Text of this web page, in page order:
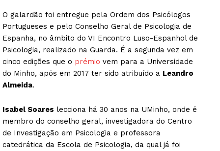
O galardão foi entregue pela Ordem dos Psicólogos
Portugueses e pelo Conselho Geral de Psicologia de
Espanha, no âmbito do VI Encontro Luso-Espanhol de
Psicologia, realizado na Guarda. É a segunda vez em
cinco edições que o prémio vem para a Universidade
do Minho, após em 2017 ter sido atribuído a Leandro
Almeida.
Isabel Soares lecciona há 30 anos na UMinho, onde é
membro do conselho geral, investigadora do Centro
de Investigação em Psicologia e professora
catedrática da Escola de Psicologia, da qual já foi